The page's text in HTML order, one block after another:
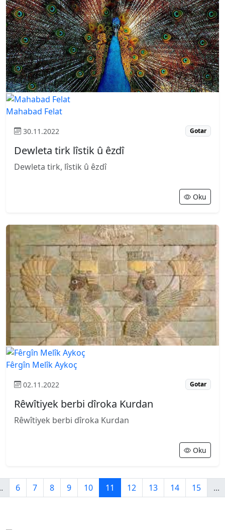
Mahabad Felat
30.11.2022 Gotar
Dewleta tirk lîstik û êzdî
Dewleta tirk, lîstik û êzdî
Oku
Fêrgîn Melîk Aykoç
02.11.2022 Gotar
Rêwîtiyek berbi dîroka Kurdan
Rêwîtiyek berbi dîroka Kurdan
Oku
6 7 8 9 10 11 12 13 14 15 ...